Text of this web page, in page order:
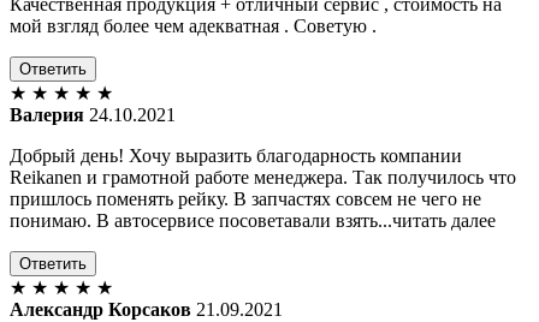
Качественная продукция + отличный сервис , стоимость на
мой взгляд более чем адекватная . Советую .
Ответить
★ ★ ★ ★ ★
Валерия 24.10.2021
Добрый день! Хочу выразить благодарность компании
Reikanen и грамотной работе менеджера. Так получилось что
пришлось поменять рейку. В запчастях совсем не чего не
понимаю. В автосервисе посоветавали взять...читать далее
Ответить
★ ★ ★ ★ ★
Александр Корсаков 21.09.2021